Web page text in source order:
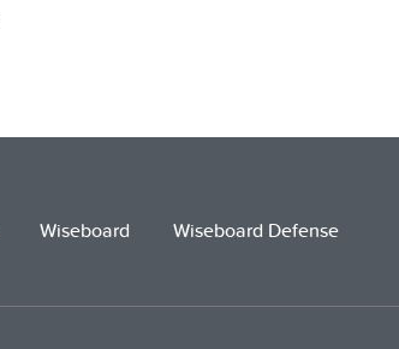
Wiseboard Wiseboard Defense